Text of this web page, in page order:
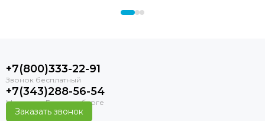
+7(800)333-22-91
+7(343)288-56-54
Заказать звонок